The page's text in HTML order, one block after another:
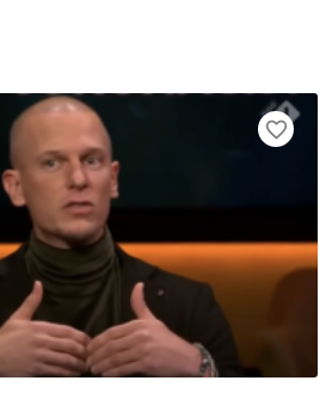
favorite_border